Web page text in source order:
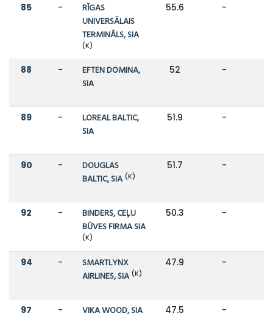
85 -
RĪGAS
UNIVERSĀLAIS
TERMINĀLS, SIA
(K)
55.6 -
88 -
EFTEN DOMINA,
SIA
52 -
89 -
LOREAL BALTIC,
SIA
51.9 -
90 -
DOUGLAS
BALTIC, SIA (K)
51.7 -
92 -
BINDERS, CEĻU
BŪVES FIRMA SIA
(K)
50.3 -
94 -
SMARTLYNX
AIRLINES, SIA (K)
47.9 -
97 - VIKA WOOD, SIA 47.5 -